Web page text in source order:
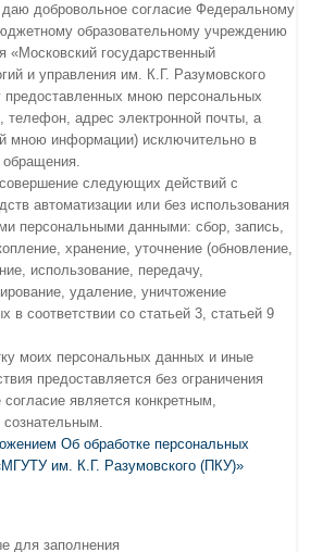
добровольное согласие Федеральному
образовательному учреждению
«Московский государственный
и управления им. К.Г. Разумовского
предоставленных мною персональных
адрес электронной почты, а
мною информации) исключительно в
обращения.
следующих действий с
автоматизации или без использования
персональными данными: сбор, запись,
хранение, уточнение (обновление,
использование, передачу,
удаление, уничтожение
в соответствии со статьей 3, статьей 9
моих персональных данных и иные
предоставляется без ограничения
является конкретным,
Об обработке персональных
им. К.Г. Разумовского (ПКУ)»
для заполнения